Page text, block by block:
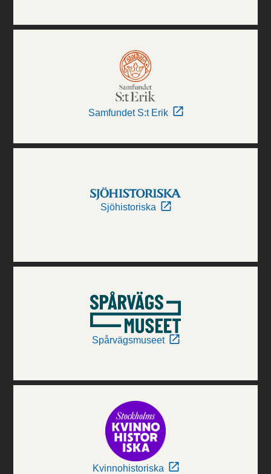
Samfundet S:t Erik
Sjöhistoriska
Spårvägsmuseet
Kvinnohistoriska